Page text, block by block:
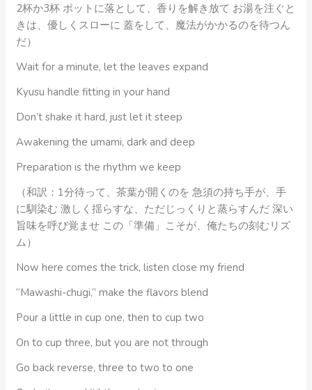
2杯か3杯 ポットに落として、香りを解き放て お湯を注ぐと
きは、優しくスローに 蓋をして、魔法がかかるのを待つん
だ）
Wait for a minute, let the leaves expand
Kyusu handle fitting in your hand
Don’t shake it hard, just let it steep
Awakening the umami, dark and deep
Preparation is the rhythm we keep
（和訳：1分待って、茶葉が開くのを 急須の持ち手が、手
に馴染む 激しく揺らすな、ただじっくりと蒸らすんだ 深い
旨味を呼び覚ませ この「準備」こそが、俺たちの刻むリズ
ム）
Now here comes the trick, listen close my friend
“Mawashi-chugi,” make the flavors blend
Pour a little in cup one, then to cup two
On to cup three, but you are not through
Go back reverse, three to two to one